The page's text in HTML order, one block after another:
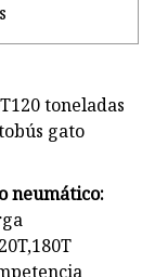
toneladas
gato
neumático: